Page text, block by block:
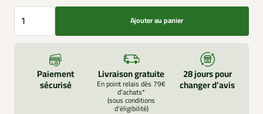
Ajouter au panier
Paiement
sécurisé
Livraison gratuite
En point relais dès 79€
d’achats*
(sous conditions
d'éligibilité)
28 jours pour
changer d’avis